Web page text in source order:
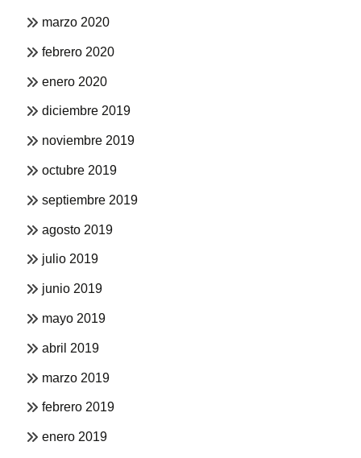
marzo 2020
febrero 2020
enero 2020
diciembre 2019
noviembre 2019
octubre 2019
septiembre 2019
agosto 2019
julio 2019
junio 2019
mayo 2019
abril 2019
marzo 2019
febrero 2019
enero 2019